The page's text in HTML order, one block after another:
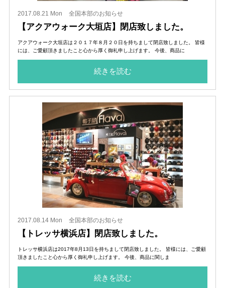
2017.08.21 Mon 全国本部のお知らせ
【アクアウォーク大垣店】閉店致しました。
アクアウォーク大垣店は２０１７年８月２０日を持ちまして閉店致しました。 皆様
には、ご愛顧頂きましたこと心から厚く御礼申し上げます。 今後、商品に
続きを読む
2017.08.14 Mon 全国本部のお知らせ
【トレッサ横浜店】閉店致しました。
トレッサ横浜店は2017年8月13日を持ちまして閉店致しました。 皆様には、ご愛顧
頂きましたこと心から厚く御礼申し上げます。 今後、商品に関しま
続きを読む